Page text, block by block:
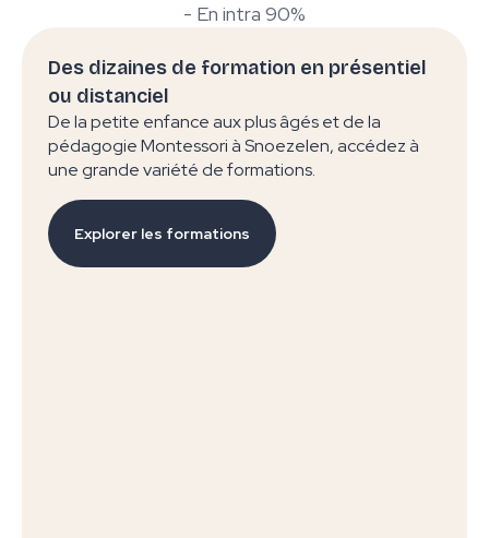
- En intra 90%
Des dizaines de formation en présentiel
ou distanciel
De la petite enfance aux plus âgés et de la
pédagogie Montessori à Snoezelen, accédez à
une grande variété de formations.
Explorer les formations